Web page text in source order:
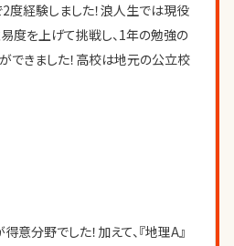
度経験しました！浪人生では現役
度を上げて挑戦し、1年の勉強の
できました！高校は地元の公立校
意分野でした！加えて、『地理A』